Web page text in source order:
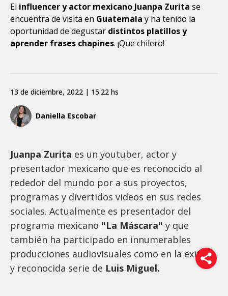
El influencer y actor mexicano Juanpa Zurita se
encuentra de visita en Guatemala y ha tenido la
oportunidad de degustar distintos platillos y
aprender frases chapines. ¡Que chilero!
Daniella Escobar
13 de diciembre, 2022 | 15:22 hs
Juanpa Zurita es un youtuber, actor y
presentador mexicano que es reconocido al
rededor del mundo por a sus proyectos,
programas y divertidos videos en sus redes
sociales. Actualmente es presentador del
programa mexicano "La Máscara" y que
también ha participado en innumerables
producciones audiovisuales como en la exitosa
y reconocida serie de Luis Miguel.